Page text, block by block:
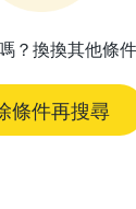
？換換其他條件
條件再搜尋